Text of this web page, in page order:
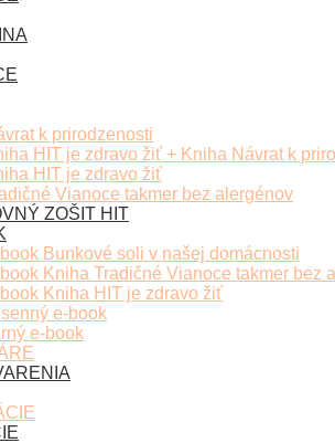
k prirodzenosti
HIT je zdravo žiť + Kniha Návrat k
HIT je zdravo žiť
Vianoce takmer bez alergénov
ZOŠIT HIT
book Bunkové soli v našej domácnosti
book Kniha Tradičné Vianoce takmer bez
book Kniha HIT je zdravo žiť
e-book
e-book